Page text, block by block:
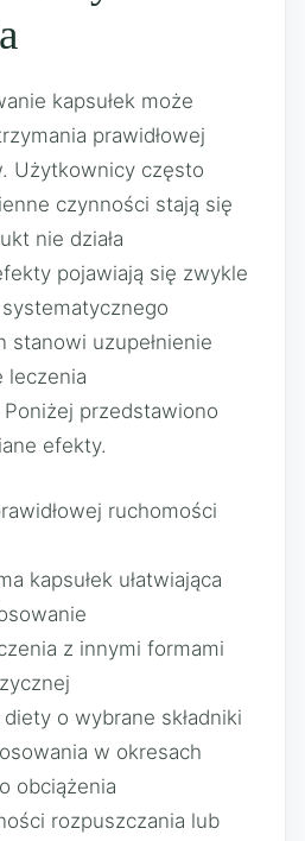
kapsułek może
prawidłowej
Użytkownicy często
czynności stają się
nie działa
pojawiają się zwykle
stanowi uzupełnienie
leczenia
przedstawiono
efekty.
ruchomości
kapsułek ułatwiająca
z innymi formami
diety o wybrane składniki
w okresach
obciążenia
rozpuszczania lub